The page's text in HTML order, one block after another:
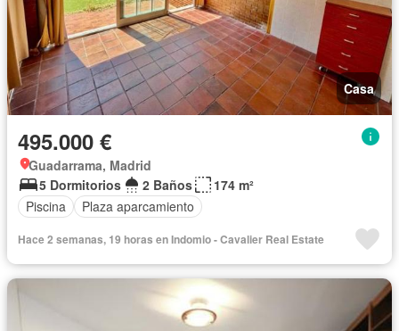
Casa
495.000 €
Guadarrama, Madrid
5 Dormitorios
2 Baños
174 m²
Piscina
Plaza aparcamiento
Hace 2 semanas, 19 horas en Indomio - Cavalier Real Estate